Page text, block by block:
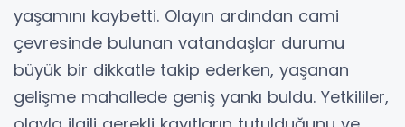
yaşamını kaybetti. Olayın ardından cami
çevresinde bulunan vatandaşlar durumu
büyük bir dikkatle takip ederken, yaşanan
gelişme mahallede geniş yankı buldu. Yetkililer,